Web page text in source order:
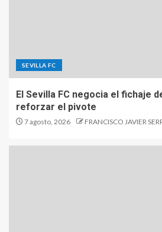
SEVILLA FC
El Sevilla FC negocia el fichaje
reforzar el pivote
7 agosto, 2026 FRANCISCO JAVIER